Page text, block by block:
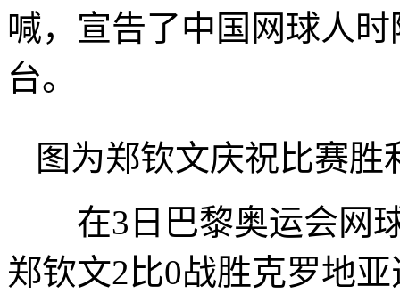
喊，宣告了中国网球人
台。
图为郑钦文庆祝比赛胜
在3日巴黎奥运会网球
郑钦文2比0战胜克罗地